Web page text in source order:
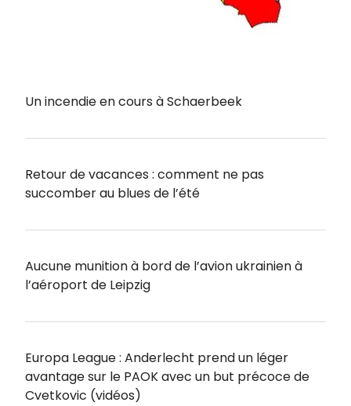
Un incendie en cours à Schaerbeek
Retour de vacances : comment ne pas
succomber au blues de l’été
Aucune munition à bord de l’avion ukrainien à
l’aéroport de Leipzig
Europa League : Anderlecht prend un léger
avantage sur le PAOK avec un but précoce de
Cvetkovic (vidéos)